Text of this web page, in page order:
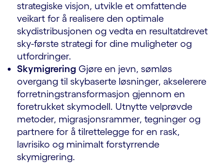
strategiske visjon, utvikle et omfattende
veikart for å realisere den optimale
skydistribusjonen og vedta en resultatdrevet
sky-første strategi for dine muligheter og
utfordringer.
Skymigrering Gjøre en jevn, sømløs
overgang til skybaserte løsninger, akselerere
forretningstransformasjon gjennom en
foretrukket skymodell. Utnytte velprøvde
metoder, migrasjonsrammer, tegninger og
partnere for å tilrettelegge for en rask,
lavrisiko og minimalt forstyrrende
skymigrering.